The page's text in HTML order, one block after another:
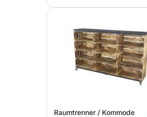
Raumtrenner / Kommode